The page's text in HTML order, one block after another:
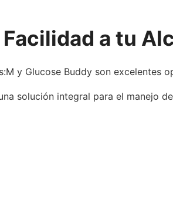
a tu
y Glucose Buddy son excelentes
solución integral para el manejo